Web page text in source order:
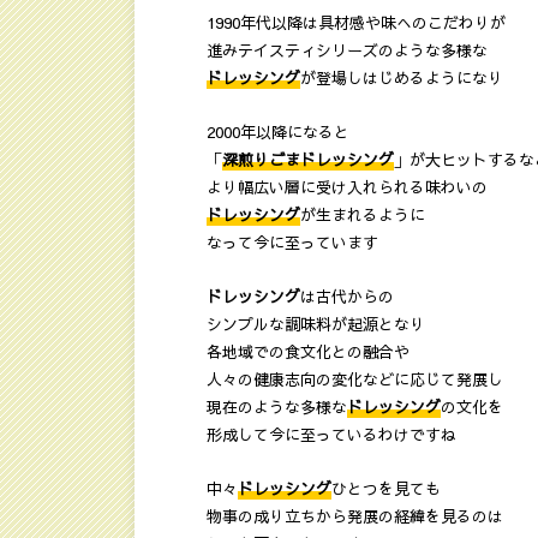
1990年代以降は具材感や味へのこだわりが
進みテイスティシリーズのような多様な
ドレッシングが登場しはじめるようになり
2000年以降になると
「深煎りごまドレッシング 」が大ヒットする
より幅広い層に受け入れられる味わいの
ドレッシングが生まれるように
なって今に至っています
ドレッシングは古代からの
シンプルな調味料が起源となり
各地域での食文化との融合や
人々の健康志向の変化などに応じて発展し
現在のような多様なドレッシングの文化を
形成して今に至っているわけですね
中々ドレッシングひとつを見ても
物事の成り立ちから発展の経緯を見るのは